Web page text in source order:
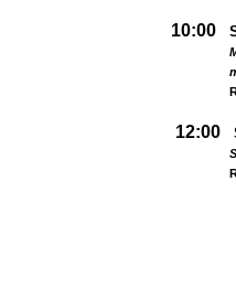
10:00
12:00